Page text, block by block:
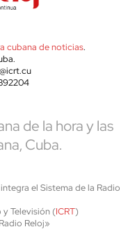
cubana de noticias.
de la hora y las
Cuba.
el Sistema de la Radio
Televisión (ICRT)
Reloj»